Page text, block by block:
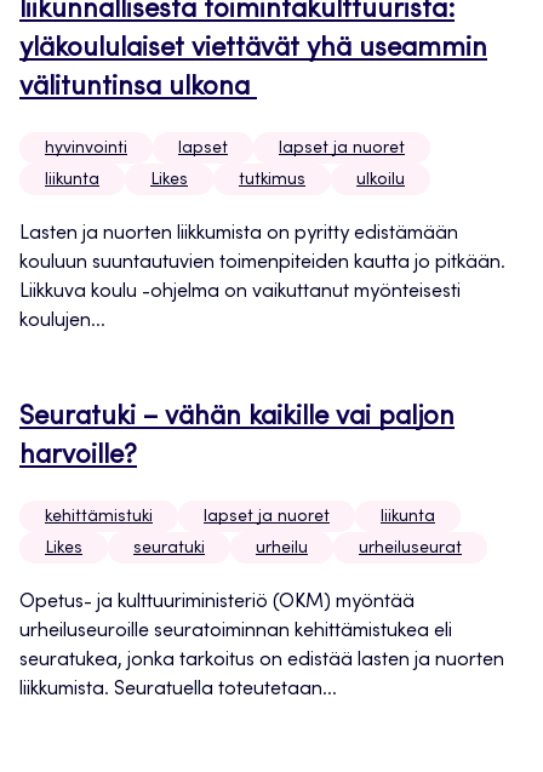
liikunnallisesta toimintakulttuurista:
yläkoululaiset viettävät yhä useammin
välituntinsa ulkona
hyvinvointi lapset
lapset ja nuoret
liikunta
Likes tutkimus ulkoilu
Lasten ja nuorten liikkumista on pyritty edistämään
kouluun suuntautuvien toimenpiteiden kautta jo pitkään.
Liikkuva koulu -ohjelma on vaikuttanut myönteisesti
koulujen...
Seuratuki – vähän kaikille vai paljon
harvoille?
kehittämistuki lapset ja nuoret
liikunta
Likes
seuratuki urheilu urheiluseurat
Opetus- ja kulttuuriministeriö (OKM) myöntää
urheiluseuroille seuratoiminnan kehittämistukea eli
seuratukea, jonka tarkoitus on edistää lasten ja nuorten
liikkumista. Seuratuella toteutetaan...